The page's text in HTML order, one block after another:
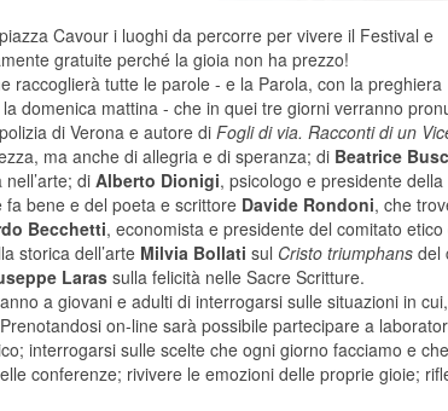
Cavour i luoghi da percorre per vivere il Festival e
gratuite perché la gioia non ha prezzo!
raccoglierà tutte le parole - e la Parola, con la preghiera
domenica mattina - che in quei tre giorni verranno
di Verona e autore di Fogli di via. Racconti di un
ma anche di allegria e di speranza; di Beatrice
di Alberto Dionigi, psicologo e presidente della
bene e del poeta e scrittore Davide Rondoni, che
Becchetti, economista e presidente del comitato
storica dell’arte Milvia Bollati sul Cristo triumphans del
Larassulla felicità nelle Sacre Scritture.
a giovani e adulti di interrogarsi sulle situazioni in
on-line sarà possibile partecipare a
interrogarsi sulle scelte che ogni giorno facciamo e
conferenze; rivivere le emozioni delle proprie gioie;